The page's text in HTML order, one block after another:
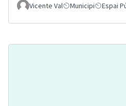
Vicente Val Municipi Espai